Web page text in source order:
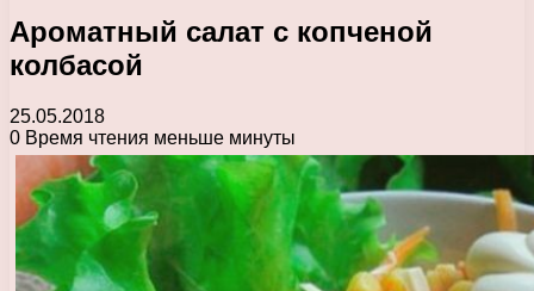
Ароматный салат с копченой
колбасой
25.05.2018
0 Время чтения меньше минуты